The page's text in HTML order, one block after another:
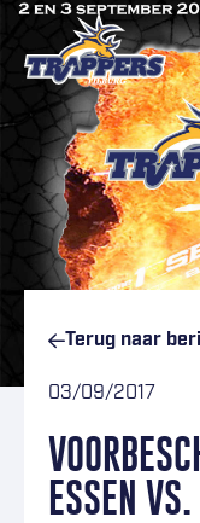
Ga naar inhoud
Terug naar
03/09/2017
ESSEN